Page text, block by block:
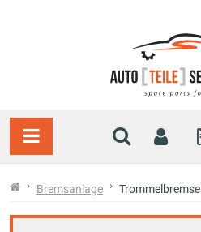
Bremsanlage Trommelbremse